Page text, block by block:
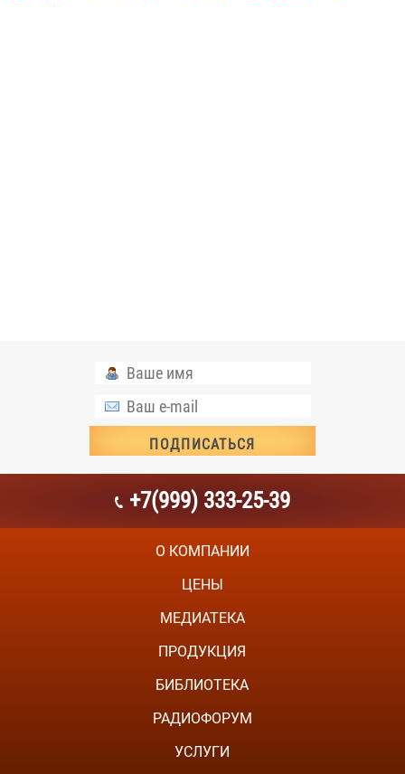
+7(999) 333-25-39
О КОМПАНИИ
ЦЕНЫ
МЕДИАТЕКА
ПРОДУКЦИЯ
БИБЛИОТЕКА
РАДИОФОРУМ
УСЛУГИ